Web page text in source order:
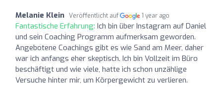
Melanie Klein Veröffentlicht auf 1 year ago
Fantastische Erfahrung: Ich bin über Instagram auf Daniel
und sein Coaching Programm aufmerksam geworden.
Angebotene Coachings gibt es wie Sand am Meer, daher
war ich anfangs eher skeptisch. Ich bin Vollzeit im Büro
beschäftigt und wie viele, hatte ich schon unzählige
Versuche hinter mir, um Körpergewicht zu verlieren.